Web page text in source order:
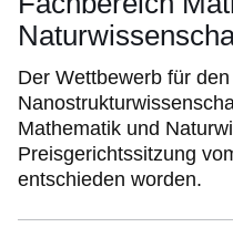
Der Wettbewerb für
Mathematik und
Preisgerichtssitzung
entschieden worden.